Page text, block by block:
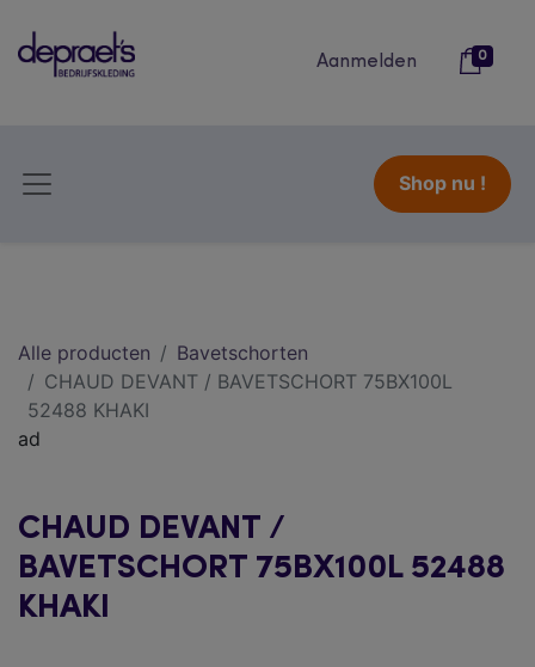
Aanmelden 0
Shop nu !
Alle producten
Bavetschorten
CHAUD DEVANT / BAVETSCHORT 75BX100L
52488 KHAKI
ad
CHAUD DEVANT /
BAVETSCHORT 75BX100L 52488
KHAKI